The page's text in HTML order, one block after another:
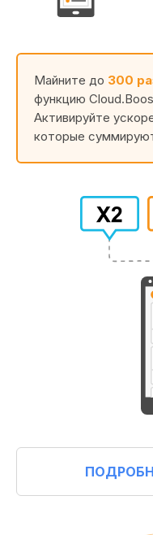
Майните до 300
функцию
Активируйте
которые